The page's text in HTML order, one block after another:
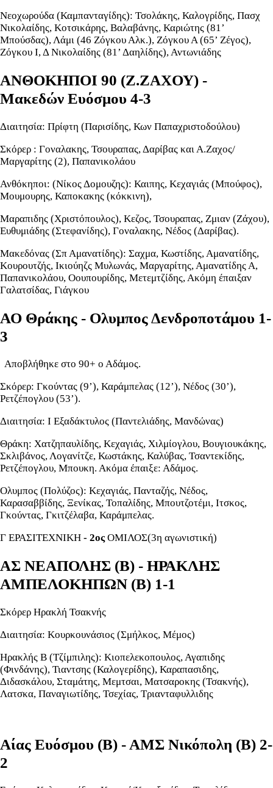
Νεοχωρούδα (Καμπανταγίδης): Τσολάκης, Καλογρίδης, Πασχ
Νικολαίδης, Κοτσικάρης, Βαλαβάνης, Καριώτης (81’
Μπούσδας), Λάμι (46 Ζόγκου Αλκ.), Ζόγκου Α (65’ Ζέγος),
Ζόγκου Ι, Δ Νικολαίδης (81’ Δαηλίδης), Αντωνιάδης
ΑΝΘΟΚΗΠΟΙ 90 (Ζ.ΖΑΧΟΥ) -
Μακεδών Ευόσμου 4-3
Διαιτησία: Πρίφτη (Παρισίδης, Κων Παπαχριστοδούλου)
Σκόρερ : Γοναλακης, Τσουραπας, Δαρίβας και Α.Ζαχος/
Μαργαρίτης (2), Παπανικολάου
Ανθόκηποι: (Νίκος Δομουζης): Καιπης, Κεχαγιάς (Μπούφος),
Μουμουρης, Καποκακης (κόκκινη),
Μαραπιδης (Χριστόπουλος), Κεζος, Τσουραπας, Ζμιαν (Ζάχου),
Ευθυμιάδης (Στεφανίδης), Γοναλακης, Νέδος (Δαρίβας).
Μακεδόνας (Σπ Αμανατίδης): Σαχμα, Κωστίδης, Αμανατίδης,
Κουρουτζής, Ικιούηζς Μυλωνάς, Μαργαρίτης, Αμανατίδης Α,
Παπανικολάου, Οουπουρίδης, Μετεμτζίδης, Ακόμη έπαιξαν
Γαλατσίδας, Γιάγκου
ΑΟ Θράκης - Ολυμπος Δενδροποτάμου 1-
3
Αποβλήθηκε στο 90+ ο Αδάμος.
Σκόρερ: Γκούντας (9’), Καράμπελας (12’), Νέδος (30’),
Ρετζέπογλου (53’).
Διαιτησία: Ι Εξαδάκτυλος (Παντελιάδης, Μανδώνας)
Θράκη: Χατζηπαυλίδης, Κεχαγιάς, Χιλμίογλου, Βουγιουκάκης,
Σκλιβάνος, Λογανίτζε, Κωστάκης, Καλύβας, Τσαντεκίδης,
Ρετζέπογλου, Μπουκη. Ακόμα έπαιξε: Αδάμος.
Ολυμπος (Πολύζος): Κεχαγιάς, Πανταζής, Νέδος,
Καρασαββίδης, Ξενίκας, Τοπαλίδης, Μπουτζοτέμι, Ιτσκος,
Γκούντας, Γκιτζέλαβα, Καράμπελας.
Γ ΕΡΑΣΙΤΕΧΝΙΚΗ - 2οςΟΜΙΛΟΣ(3η αγωνιστική)
ΑΣ ΝΕΑΠΟΛΗΣ (Β) - ΗΡΑΚΛΗΣ
ΑΜΠΕΛΟΚΗΠΩΝ (Β) 1-1
Σκόρερ Ηρακλή Τσακνής
Διαιτησία: Κουρκουνάσιος (Σμήλκος, Μέμος)
Ηρακλής Β (Τζίμπιλης): Κιοπελεκοπουλος, Αγαπιδης
(Φινδάνης), Τιαντσης (Καλογερίδης), Καραπασιδης,
Διδασκάλου, Σταμάτης, Μεμτσαι, Ματσαροκης (Τσακνής),
Λατσκα, Παναγιωτίδης, Τσεχίας, Τριανταφυλλιδης
Αίας Ευόσμου (Β) - ΑΜΣ Νικόπολη (Β) 2-
2